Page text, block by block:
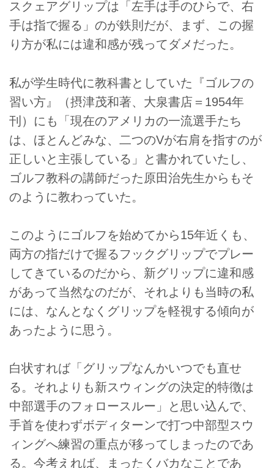
スクェアグリップは「左手は手のひらで、右
手は指で握る」のが鉄則だが、まず、この握
り方が私には違和感が残ってダメだった。
私が学生時代に教科書としていた『ゴルフの
習い方』（摂津茂和著、大泉書店＝1954年
刊）にも「現在のアメリカの一流選手たち
は、ほとんどみな、二つのVが右肩を指すのが
正しいと主張している」と書かれていたし、
ゴルフ教科の講師だった原田治先生からもそ
のように教わっていた。
このようにゴルフを始めてから15年近くも、
両方の指だけで握るフックグリップでプレー
してきているのだから、新グリップに違和感
があって当然なのだが、それよりも当時の私
には、なんとなくグリップを軽視する傾向が
あったように思う。
白状すれば「グリップなんかいつでも直せ
る。それよりも新スウィングの決定的特徴は
中部選手のフォロースルー」と思い込んで、
手首を使わずボディターンで打つ中部型スウ
ィングへ練習の重点が移ってしまったのであ
る。今考えれば、まったくバカなことであ